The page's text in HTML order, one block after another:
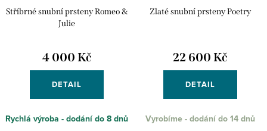
Stříbrné snubní prsteny Romeo &
Julie
4 000 Kč
DETAIL
Rychlá výroba - dodání do 8 dnů
Zlaté snubní prsteny Poetry
22 600 Kč
DETAIL
Vyrobíme - dodání do 14 dnů